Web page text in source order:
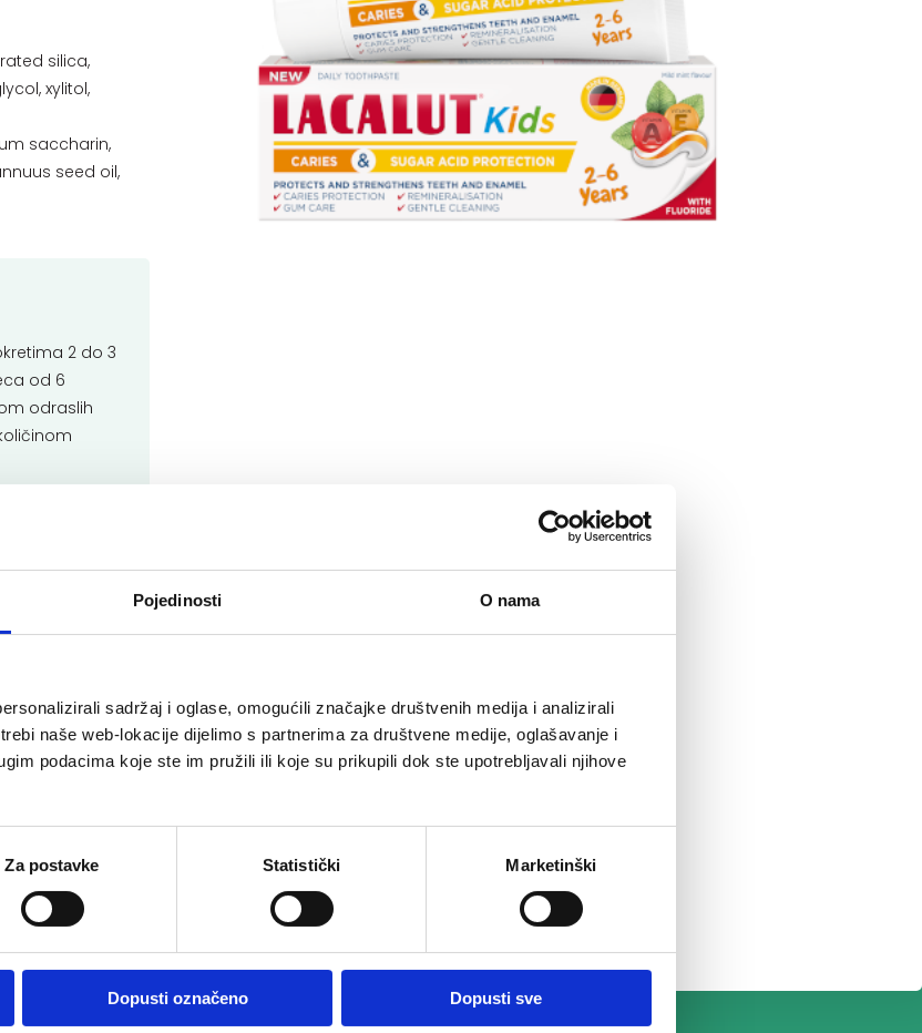
Pojedinosti O nama
sadržaj i oglase, omogućili značajke društvenih medija i analizirali
naše web-lokacije dijelimo s partnerima za društvene medije, oglašavanje i
podacima koje ste im pružili ili koje su prikupili dok ste upotrebljavali njihove
Za postavke Statistički Marketinški
Dopusti označeno Dopusti sve
silica,
xylitol,
saccharin,
seed oil,
2 do 3
od 6
odraslih
se sa